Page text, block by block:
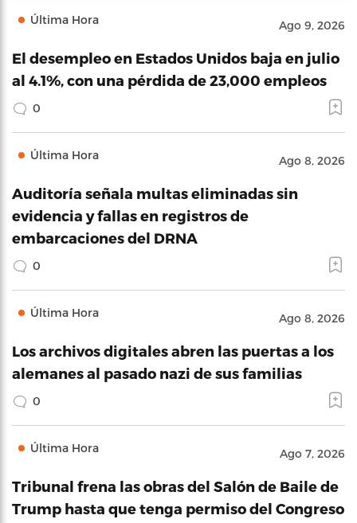
Última Hora Ago 9, 2026
El desempleo en Estados Unidos baja en julio
al 4.1%, con una pérdida de 23,000 empleos
0
Última Hora Ago 8, 2026
Auditoría señala multas eliminadas sin
evidencia y fallas en registros de
embarcaciones del DRNA
0
Última Hora Ago 8, 2026
Los archivos digitales abren las puertas a los
alemanes al pasado nazi de sus familias
0
Última Hora Ago 7, 2026
Tribunal frena las obras del Salón de Baile de
Trump hasta que tenga permiso del Congreso